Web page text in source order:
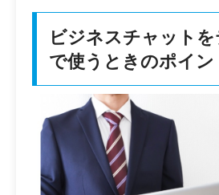
ビジネスチャット
で使うときのポイン